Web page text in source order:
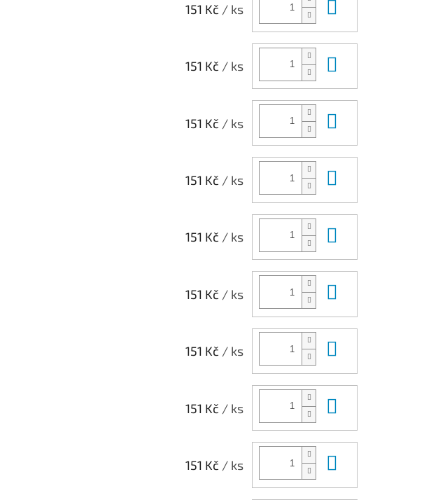
151 Kč / ks
151 Kč / ks
151 Kč / ks
151 Kč / ks
151 Kč / ks
151 Kč / ks
151 Kč / ks
151 Kč / ks
151 Kč / ks